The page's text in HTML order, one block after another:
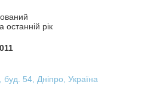
останній рік
буд. 54, Дніпро, Україна